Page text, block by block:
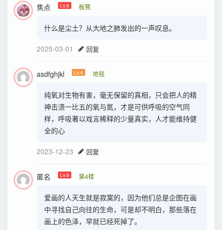
焦点 Lv.6 板凳
什么是尘土？从大地之肺发出的一声叹息。
2025-03-01 回复
asdfghjkl Lv.4 地毯
纯氧对生物有害，毫无保留的真相，只会把人的精
神击溃一比五的氧与氮，才是可供呼吸的空气同
样，呼吸著以戏言稀释的少量真实，人才能维持健
全的心
2023-12-23 回复
匿名 Lv.6 第4楼
爱画的人天生就是寂寞的，因为他们总是企图在画
中寻找自己向往的生命，可是却不明白，那些落在
画上的色泽，早就已经死掉了。